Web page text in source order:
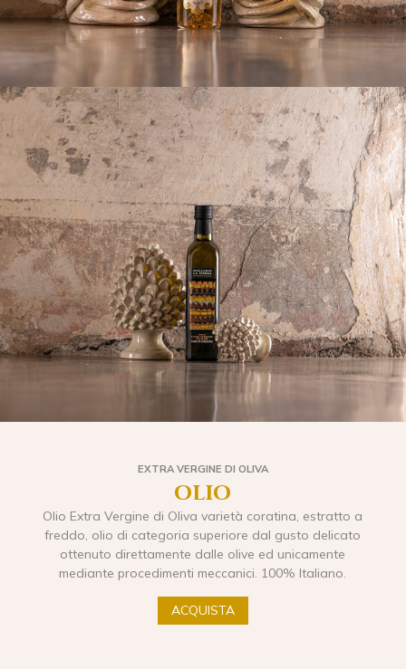
EXTRA VERGINE DI OLIVA
olio
Olio Extra Vergine di Oliva varietà coratina, estratto a
freddo, olio di categoria superiore dal gusto delicato
ottenuto direttamente dalle olive ed unicamente
mediante procedimenti meccanici. 100% Italiano.
ACQUISTA